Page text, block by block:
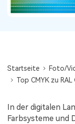
Guide &
Startseite
Foto/
Top CMYK zu
In der digitalen
Farbsysteme und